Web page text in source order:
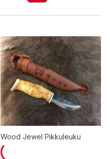
Wood Jewel Pikkuleuku